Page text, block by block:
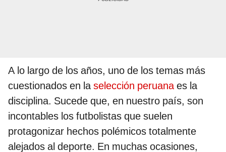
A lo largo de los años, uno de los temas más
cuestionados en laselección peruanaes la
disciplina. Sucede que, en nuestro país, son
incontables los futbolistas que suelen
protagonizar hechos polémicos totalmente
alejados al deporte. En muchas ocasiones,